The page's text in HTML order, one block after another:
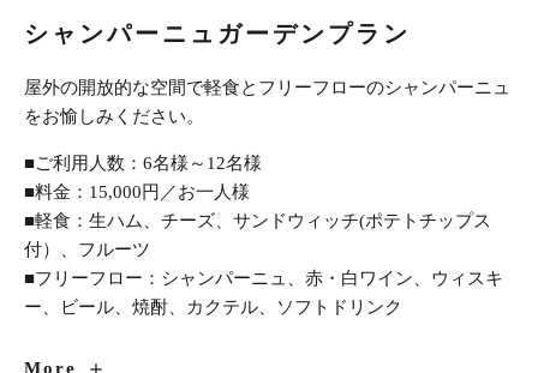
シャンパーニュガーデンプラン
屋外の開放的な空間で軽食とフリーフローのシャンパーニュ
をお愉しみください。
■ご利用人数：6名様～12名様
■料金：15,000円／お一人様
■軽食：生ハム、チーズ、サンドウィッチ(ポテトチップス
付）、フルーツ
■フリーフロー：シャンパーニュ、赤・白ワイン、ウィスキ
ー、ビール、焼酎、カクテル、ソフトドリンク
【平